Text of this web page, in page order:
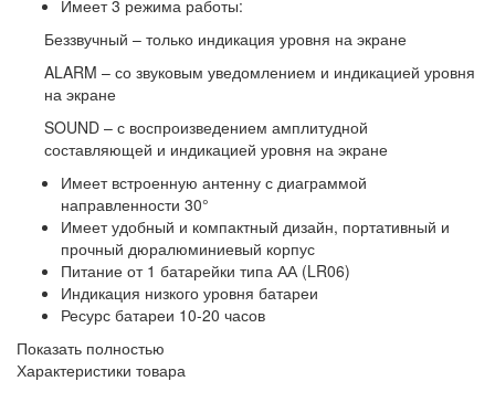
Имеет 3 режима работы:
Беззвучный – только индикация уровня на экране
ALARM – со звуковым уведомлением и индикацией уровня
на экране
SOUND – с воспроизведением амплитудной
составляющей и индикацией уровня на экране
Имеет встроенную антенну с диаграммой
направленности 30°
Имеет удобный и компактный дизайн, портативный и
прочный дюралюминиевый корпус
Питание от 1 батарейки типа АА (LR06)
Индикация низкого уровня батареи
Ресурс батареи 10-20 часов
Показать полностью
Характеристики товара